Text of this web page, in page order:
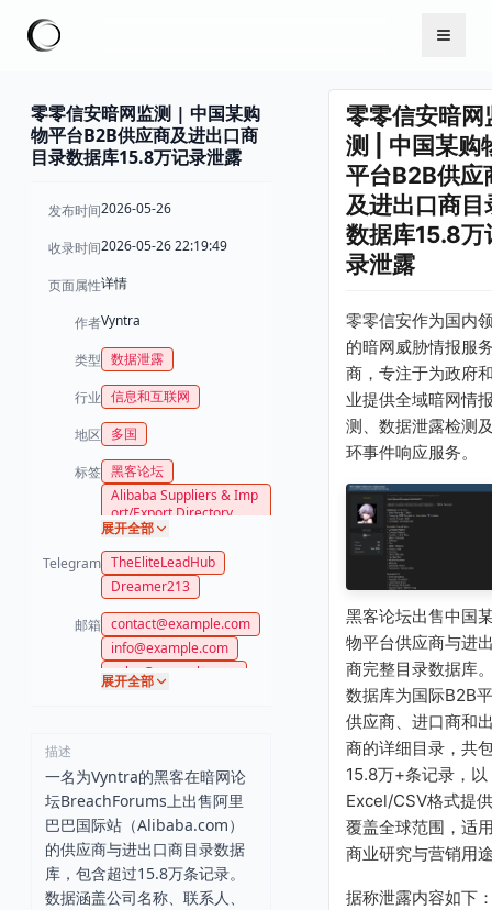
零零信安暗网监测 | 中国某购
物平台B2B供应商及进出口商
目录数据库15.8万记录泄露
发布时间2026-05-26
收录时间2026-05-26 22:19:49
页面属性详情
作者Vyntra
类型 数据泄露
行业 信息和互联网
地区 多国
标签 黑客论坛
Alibaba Suppliers & Imp
ort/Export Directory
展开全部
Telegram TheEliteLeadHub
Dreamer213
邮箱 contact@example.com
info@example.com
sales@example.com
agro@example.com
support@example.com
展开全部
描述
一名为Vyntra的黑客在暗网论
坛BreachForums上出售阿里
巴巴国际站（Alibaba.com）
的供应商与进出口商目录数据
库，包含超过15.8万条记录。
数据涵盖公司名称、联系人、
零零信安暗网
测 | 中国某购
平台B2B供应
及进出口商目
数据库15.8万
录泄露
零零信安作为国内
的暗网威胁情报服
商，专注于为政府
业提供全域暗网情
测、数据泄露检测
环事件响应服务。
黑客论坛出售中国
物平台供应商与进
商完整目录数据库
数据库为国际B2B
供应商、进口商和
商的详细目录，共
15.8万+条记录，以
Excel/CSV格式提
覆盖全球范围，适
商业研究与营销用
据称泄露内容如下